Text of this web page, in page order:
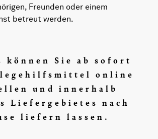
Freunden oder einem
betreut werden.
können Sie ab sofort
online
und innerhalb
Liefergebietes nach
liefern lassen.